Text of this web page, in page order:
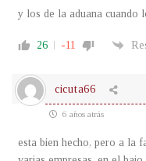
y los de la aduana cuando
26 -11
cicuta66
6 años atrás
esta bien hecho, pero a la